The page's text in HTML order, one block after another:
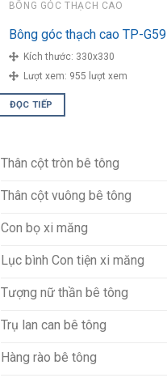
BÔNG GÓC THẠCH CAO
Bông góc thạch cao TP-G59
Kích thước: 330x330
Lượt xem: 955 lượt xem
ĐỌC TIẾP
Thân cột tròn bê tông
Thân cột vuông bê tông
Con bọ xi măng
Lục bình Con tiện xi măng
Tượng nữ thần bê tông
Trụ lan can bê tông
Hàng rào bê tông